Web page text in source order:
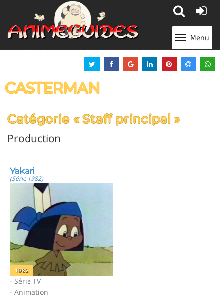
Menu
CASTERMAN
Catégorie « Staff principal »
Production
Yakari
(Série 1982)
1982
- Série TV
- Animation
Panneau de gestion des cookies